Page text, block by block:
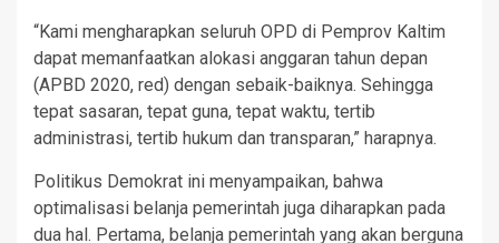
“Kami mengharapkan seluruh OPD di Pemprov Kaltim
dapat memanfaatkan alokasi anggaran tahun depan
(APBD 2020, red) dengan sebaik-baiknya. Sehingga
tepat sasaran, tepat guna, tepat waktu, tertib
administrasi, tertib hukum dan transparan,” harapnya.
Politikus Demokrat ini menyampaikan, bahwa
optimalisasi belanja pemerintah juga diharapkan pada
dua hal. Pertama, belanja pemerintah yang akan berguna